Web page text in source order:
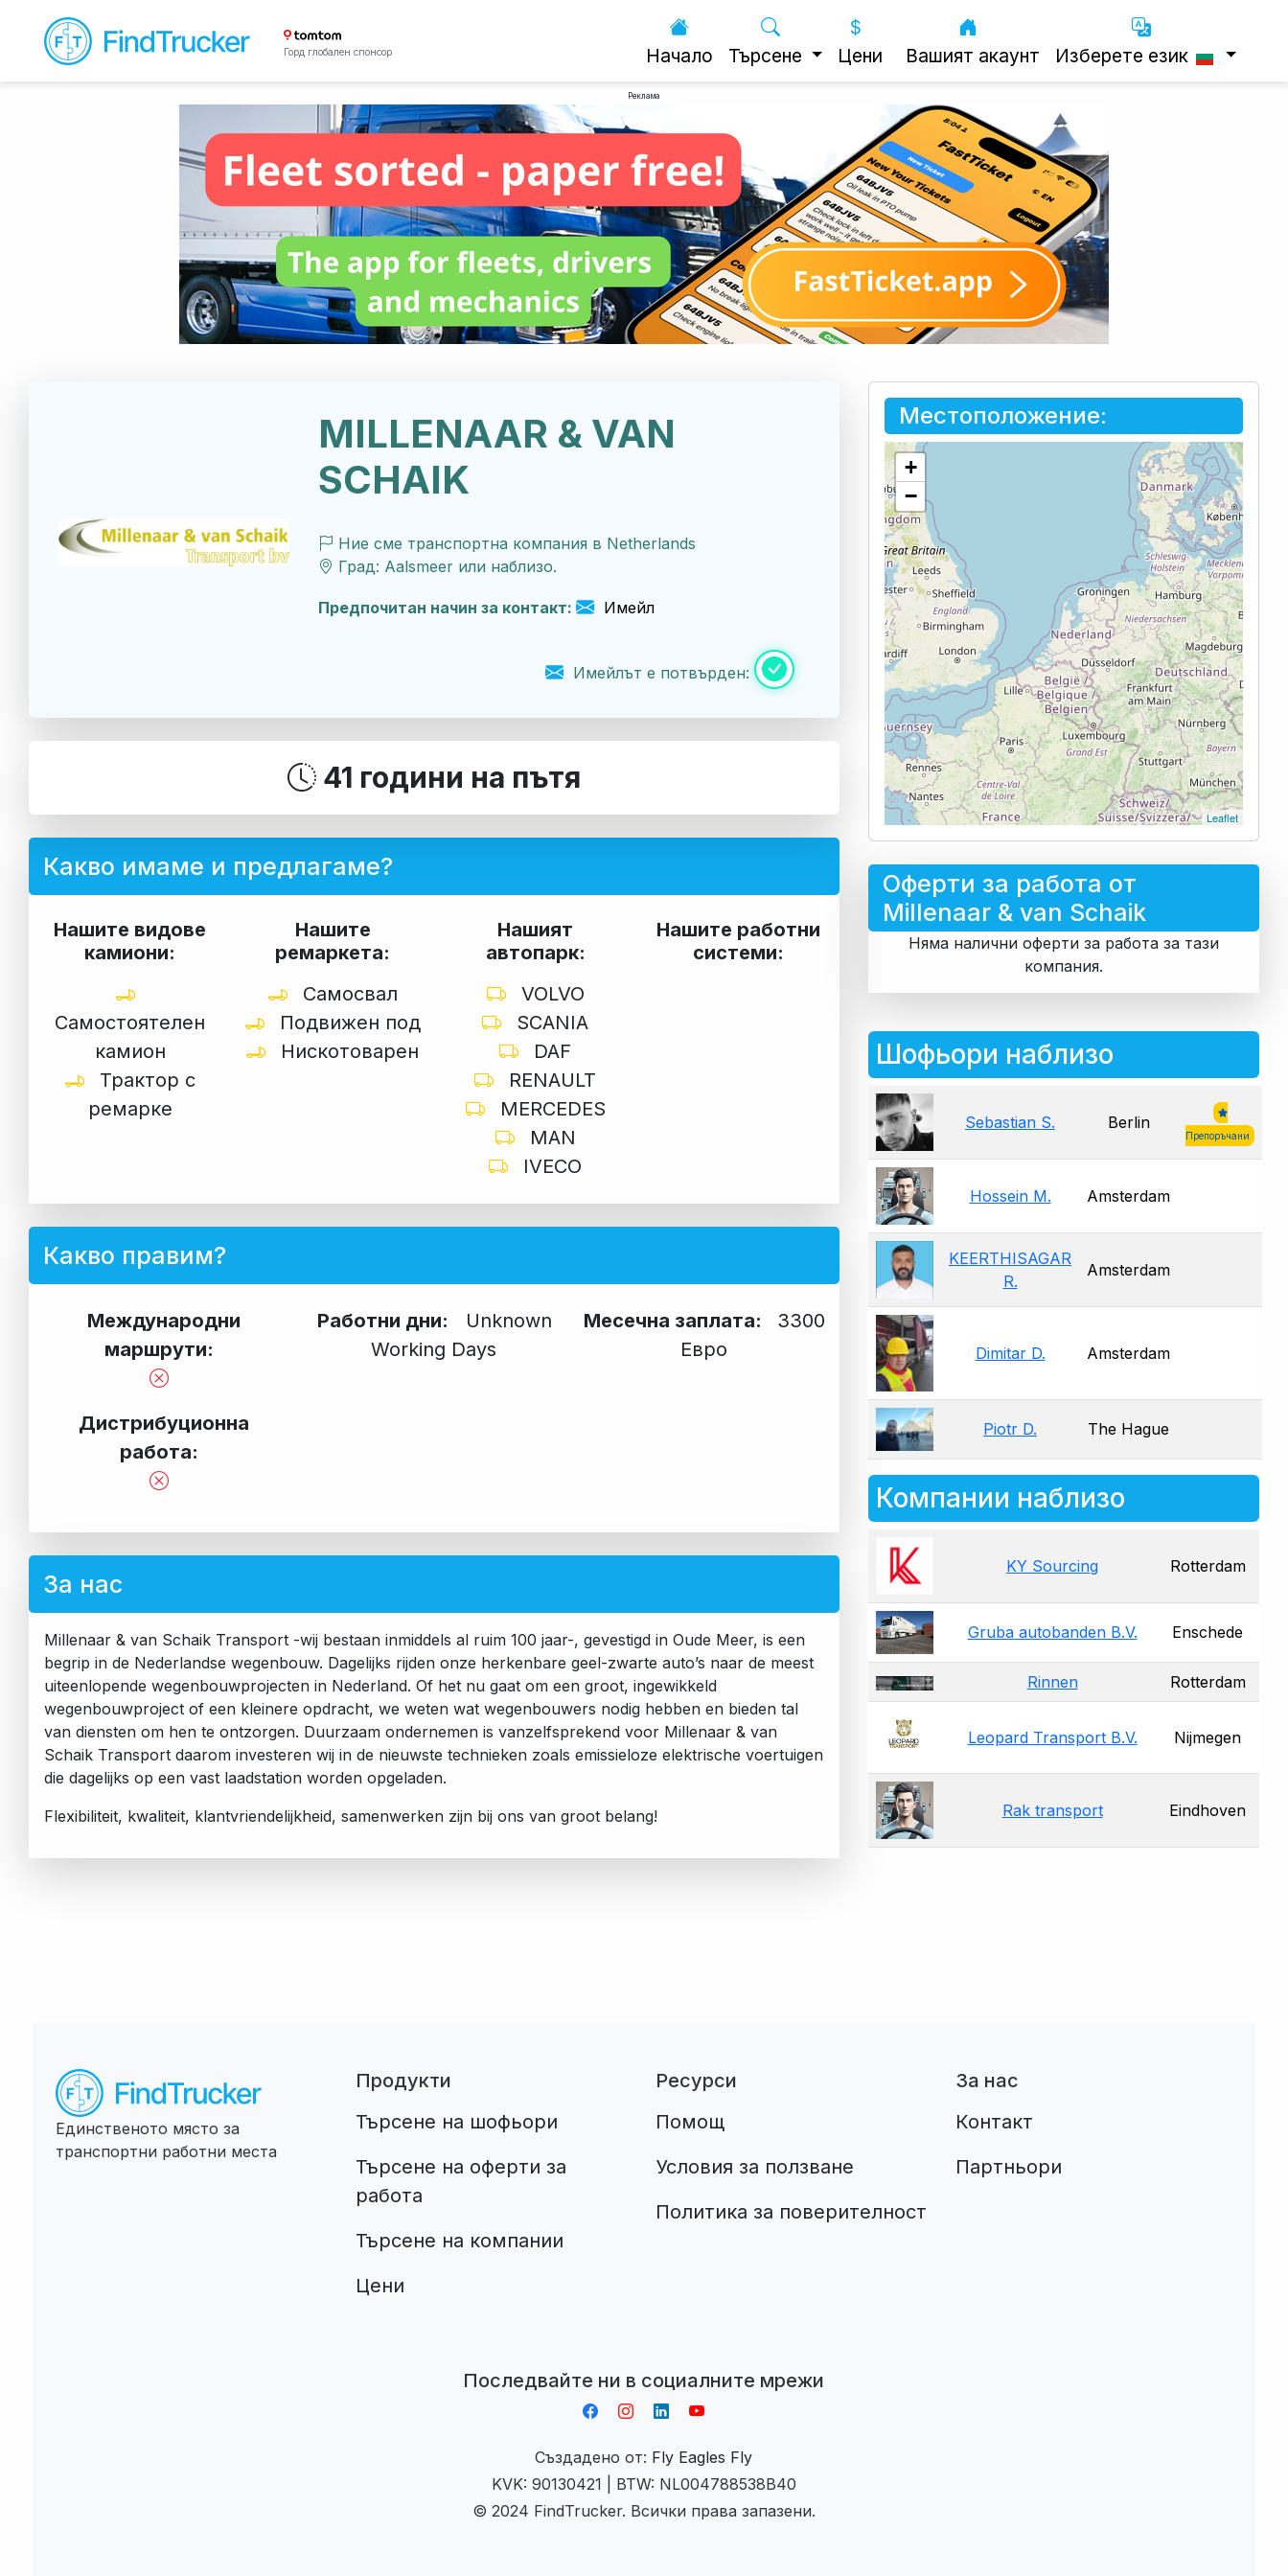
Горд глобален спонсор Начало Търсене Цени Вашият акаунт Изберете език
Реклама
MILLENAAR & VAN
SCHAIK
Ние сме транспортна компания в Netherlands
Град: Aalsmeer или наблизо.
Предпочитан начин за контакт: Имейл
Имейлът е потвърден:
41 години на пътя
Какво имаме и предлагаме?
Нашите видове
камиони:
Самостоятелен
камион
Трактор с
ремарке
Нашите
ремаркета:
Самосвал
Подвижен под
Нискотоварен
Нашият
автопарк:
VOLVO
SCANIA
DAF
RENAULT
MERCEDES
MAN
IVECO
Нашите работни
системи:
Какво правим?
Международни
маршрути:
Дистрибуционна
работа:
Работни дни:
Unknown
Working Days
Месечна заплата:
3300
Евро
За нас
Millenaar & van Schaik Transport -wij bestaan inmiddels al ruim 100 jaar-, gevestigd in Oude Meer, is een
begrip in de Nederlandse wegenbouw. Dagelijks rijden onze herkenbare geel-zwarte auto’s naar de meest
uiteenlopende wegenbouwprojecten in Nederland. Of het nu gaat om een groot, ingewikkeld
wegenbouwproject of een kleinere opdracht, we weten wat wegenbouwers nodig hebben en bieden tal
van diensten om hen te ontzorgen. Duurzaam ondernemen is vanzelfsprekend voor Millenaar & van
Schaik Transport daarom investeren wij in de nieuwste technieken zoals emissieloze elektrische voertuigen
die dagelijks op een vast laadstation worden opgeladen.
Flexibiliteit, kwaliteit, klantvriendelijkheid, samenwerken zijn bij ons van groot belang!
Местоположение:
+
−
Leaflet
Оферти за работа от
Millenaar & van Schaik
Няма налични оферти за работа за тази
компания.
Шофьори наблизо
Sebastian S. Berlin
Препоръчани
Hossein M. Amsterdam
KEERTHISAGAR
R.
Amsterdam
Dimitar D. Amsterdam
Piotr D. The Hague
Компании наблизо
KY Sourcing Rotterdam
Gruba autobanden B.V. Enschede
Rinnen Rotterdam
Leopard Transport B.V. Nijmegen
Rak transport Eindhoven
Единственото място за
транспортни работни места
Продукти
Търсене на шофьори
Търсене на оферти за
работа
Търсене на компании
Цени
Ресурси
Помощ
Условия за ползване
Политика за поверителност
За нас
Контакт
Партньори
Последвайте ни в социалните мрежи
Създадено от: Fly Eagles Fly
KVK: 90130421 | BTW: NL004788538B40
© 2024 FindTrucker. Всички права запазени.